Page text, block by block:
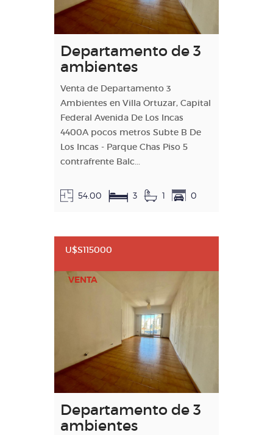
Departamento de 3
ambientes
Venta de Departamento 3
Ambientes en Villa Ortuzar, Capital
Federal Avenida De Los Incas
4400A pocos metros Subte B De
Los Incas - Parque Chas Piso 5
contrafrente Balc...
54.00 3 1 0
U$S115000
VENTA
Departamento de 3
ambientes